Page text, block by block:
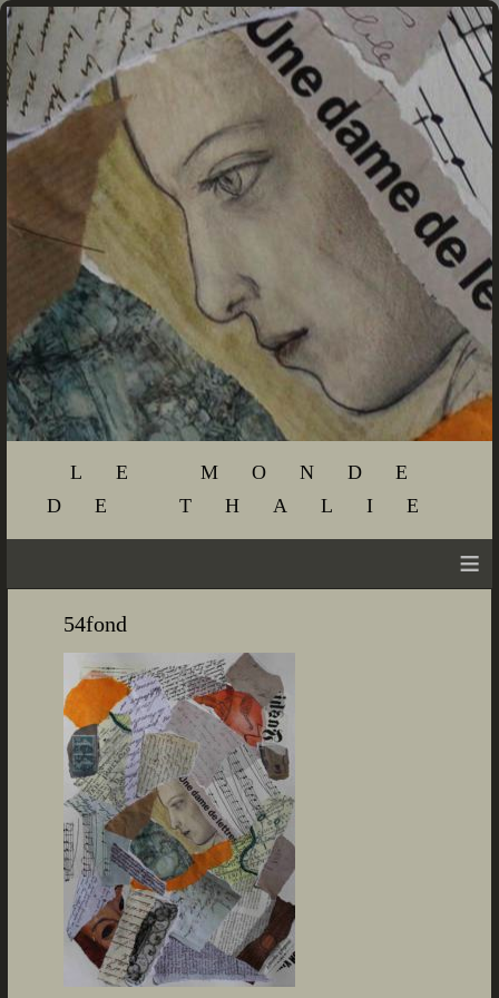
LE MONDE
DE THALIE
≡
54fond